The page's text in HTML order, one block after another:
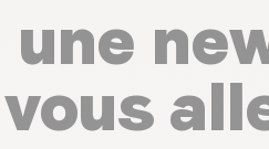
une
vous